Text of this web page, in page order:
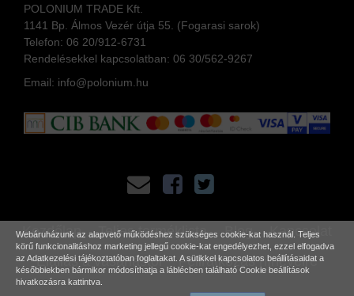
Webáruházunk az alapvető működéshez szükséges cookie-kat használ. Teljes
körű funkcionalitáshoz marketing jellegű cookie-kat engedélyezhet, ezzel elfogadva
az Adatkezelési tájékoztatóban foglaltakat. A sütikkel kapcsolatos beállításaidat a
későbbiekben bármikor módosíthatja a láblécben található Cookie beállítások
hivatkozásra kattintva.
POLONIUM TRADE Kft.
1141 Bp. Álmos Vezér útja 55. (Fogarasi sarok)
Telefon: 06 20/912-6731
Rendelésekkel kapcsolatban: 06 30/562-9267
Email: info@polonium.hu
Kezdőlap Teljes terméklista Blog
Kapcsolat
Elállás a vásárlástól
Feliratkozás hírlevélre